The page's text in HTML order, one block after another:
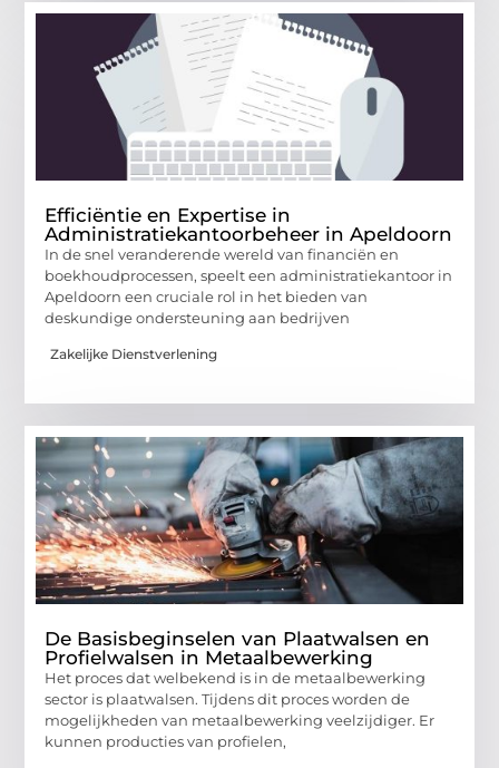
Efficiëntie en Expertise in
Administratiekantoorbeheer in Apeldoorn
In de snel veranderende wereld van financiën en
boekhoudprocessen, speelt een administratiekantoor in
Apeldoorn een cruciale rol in het bieden van
deskundige ondersteuning aan bedrijven
Zakelijke Dienstverlening
De Basisbeginselen van Plaatwalsen en
Profielwalsen in Metaalbewerking
Het proces dat welbekend is in de metaalbewerking
sector is plaatwalsen. Tijdens dit proces worden de
mogelijkheden van metaalbewerking veelzijdiger. Er
kunnen producties van profielen,